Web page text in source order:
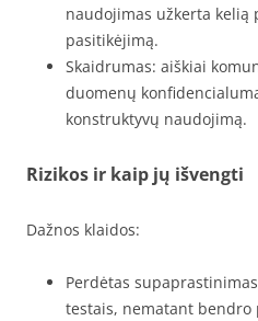
naudojimas užkerta
pasitikėjimą.
Skaidrumas: aiškiai
duomenų
konstruktyvų naudojimą.
Rizikos ir kaip jų išvengti
Dažnos klaidos:
Perdėtas
testais, nematant bendro